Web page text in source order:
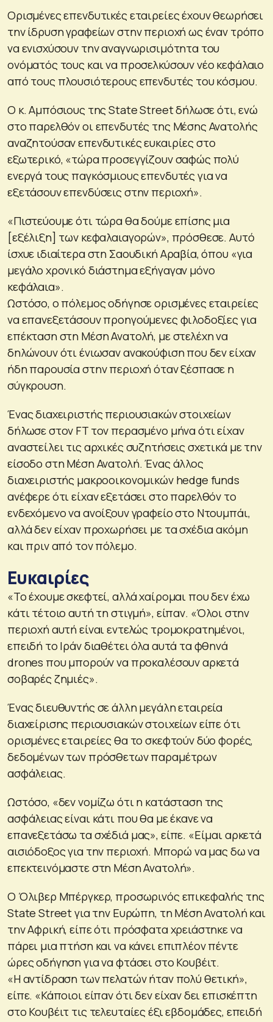
Ορισμένες επενδυτικές εταιρείες έχουν θεωρήσει
την ίδρυση γραφείων στην περιοχή ως έναν τρόπο
να ενισχύσουν την αναγνωρισιμότητα του
ονόματός τους και να προσελκύσουν νέο κεφάλαιο
από τους πλουσιότερους επενδυτές του κόσμου.
Ο κ. Αμπόσιους της State Street δήλωσε ότι, ενώ
στο παρελθόν οι επενδυτές της Μέσης Ανατολής
αναζητούσαν επενδυτικές ευκαιρίες στο
εξωτερικό, «τώρα προσεγγίζουν σαφώς πολύ
ενεργά τους παγκόσμιους επενδυτές για να
εξετάσουν επενδύσεις στην περιοχή».
«Πιστεύουμε ότι τώρα θα δούμε επίσης μια
[εξέλιξη] των κεφαλαιαγορών», πρόσθεσε. Αυτό
ίσχυε ιδιαίτερα στη Σαουδική Αραβία, όπου «για
μεγάλο χρονικό διάστημα εξήγαγαν μόνο
κεφάλαια».
Ωστόσο, ο πόλεμος οδήγησε ορισμένες εταιρείες
να επανεξετάσουν προηγούμενες φιλοδοξίες για
επέκταση στη Μέση Ανατολή, με στελέχη να
δηλώνουν ότι ένιωσαν ανακούφιση που δεν είχαν
ήδη παρουσία στην περιοχή όταν ξέσπασε η
σύγκρουση.
Ένας διαχειριστής περιουσιακών στοιχείων
δήλωσε στον FT τον περασμένο μήνα ότι είχαν
αναστείλει τις αρχικές συζητήσεις σχετικά με την
είσοδο στη Μέση Ανατολή. Ένας άλλος
διαχειριστής μακροοικονομικών hedge funds
ανέφερε ότι είχαν εξετάσει στο παρελθόν το
ενδεχόμενο να ανοίξουν γραφείο στο Ντουμπάι,
αλλά δεν είχαν προχωρήσει με τα σχέδια ακόμη
και πριν από τον πόλεμο.
Ευκαιρίες
«Το έχουμε σκεφτεί, αλλά χαίρομαι που δεν έχω
κάτι τέτοιο αυτή τη στιγμή», είπαν. «Όλοι στην
περιοχή αυτή είναι εντελώς τρομοκρατημένοι,
επειδή το Ιράν διαθέτει όλα αυτά τα φθηνά
drones που μπορούν να προκαλέσουν αρκετά
σοβαρές ζημιές».
Ένας διευθυντής σε άλλη μεγάλη εταιρεία
διαχείρισης περιουσιακών στοιχείων είπε ότι
ορισμένες εταιρείες θα το σκεφτούν δύο φορές,
δεδομένων των πρόσθετων παραμέτρων
ασφάλειας.
Ωστόσο, «δεν νομίζω ότι η κατάσταση της
ασφάλειας είναι κάτι που θα με έκανε να
επανεξετάσω τα σχέδιά μας», είπε. «Είμαι αρκετά
αισιόδοξος για την περιοχή. Μπορώ να μας δω να
επεκτεινόμαστε στη Μέση Ανατολή».
Ο Όλιβερ Μπέργκερ, προσωρινός επικεφαλής της
State Street για την Ευρώπη, τη Μέση Ανατολή και
την Αφρική, είπε ότι πρόσφατα χρειάστηκε να
πάρει μια πτήση και να κάνει επιπλέον πέντε
ώρες οδήγηση για να φτάσει στο Κουβέιτ.
«Η αντίδραση των πελατών ήταν πολύ θετική»,
είπε. «Κάποιοι είπαν ότι δεν είχαν δει επισκέπτη
στο Κουβέιτ τις τελευταίες έξι εβδομάδες, επειδή